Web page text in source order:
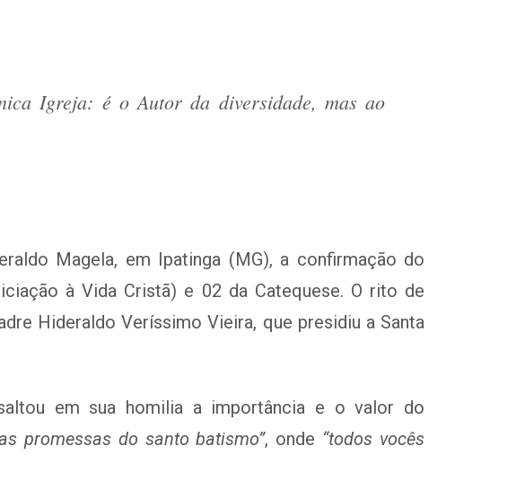
Igreja: é o Autor da diversidade, mas ao
Magela, em Ipatinga (MG), a confirmação do
à Vida Cristã) e 02 da Catequese. O rito de
Hideraldo Veríssimo Vieira, que presidiu a Santa
em sua homilia a importância e o valor do
promessas do santo batismo”, onde “todos vocês